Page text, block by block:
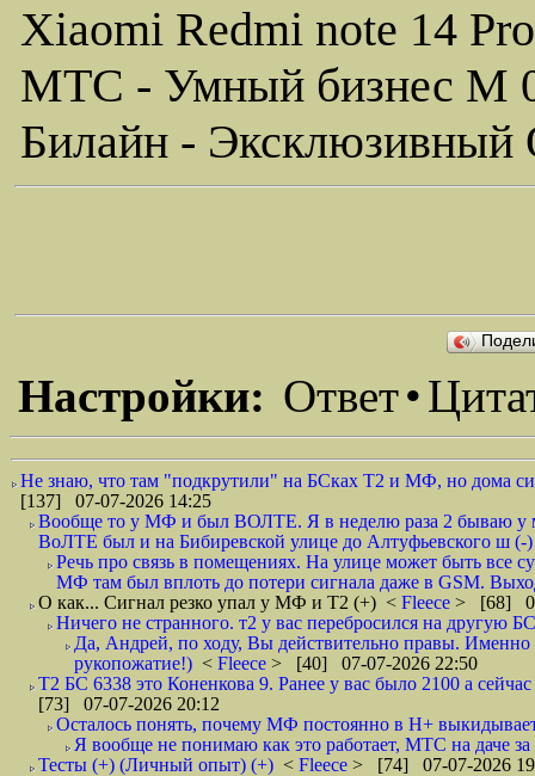
Xiaomi Redmi note 14 Pro
МТС - Умный бизнес M
Билайн - Эксклюзивный
Настройки: Ответ•
Не знаю, что там "подкрутили" на БСках Т2 и МФ, но дома
[137] 07-07-2026 14:25
Вообще то у МФ и был ВОЛТЕ. Я в неделю раза 2 бываю у
ВоЛТЕ был и на Бибиревской улице до Алтуфьевского ш (-)
Речь про связь в помещениях. На улице может быть все
МФ там был вплоть до потери сигнала даже в GSM.
О как... Сигнал резко упал у МФ и Т2 (+) < Fleece > [68]
Ничего не странного. т2 у вас перебросился на другую
Да, Андрей, по ходу, Вы действительно правы.
рукопожатие!) < Fleece > [40] 07-07-2026 22:50
Т2 БС 6338 это Коненкова 9. Ранее у вас было 2100 а
[73] 07-07-2026 20:12
Осталось понять, почему МФ постоянно в H+
Я вообще не понимаю как это работает, МТС на даче
Тесты (+) (Личный опыт) (+) < Fleece > [74] 07-07-2026